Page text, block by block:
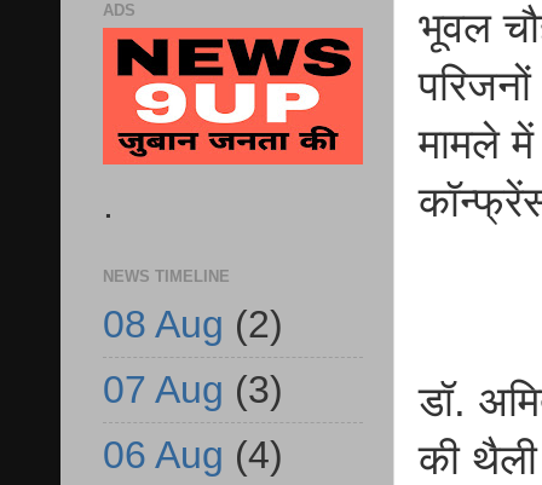
भूवल
मामले
डॉ.
की
ADS
.
NEWS TIMELINE
08 Aug (2)
07 Aug (3)
06 Aug (4)